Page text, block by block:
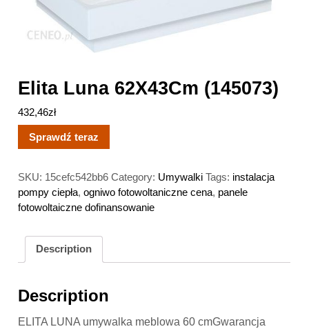
Elita Luna 62X43Cm (145073)
432,46zł
Sprawdź teraz
SKU: 15cefc542bb6 Category: Umywalki Tags: instalacja
pompy ciepła,ogniwo fotowoltaniczne cena, panele
fotowoltaiczne dofinansowanie
Description
Description
ELITA LUNA umywalka meblowa 60 cmGwarancja